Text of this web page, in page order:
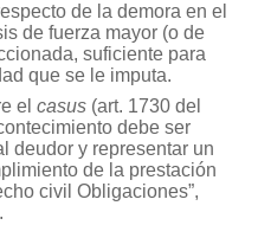
de la demora en el
de fuerza mayor (o de
suficiente para
que se le imputa.
el casus (art. 1730 del
debe ser
deudor y representar un
de la prestación
civil Obligaciones”,